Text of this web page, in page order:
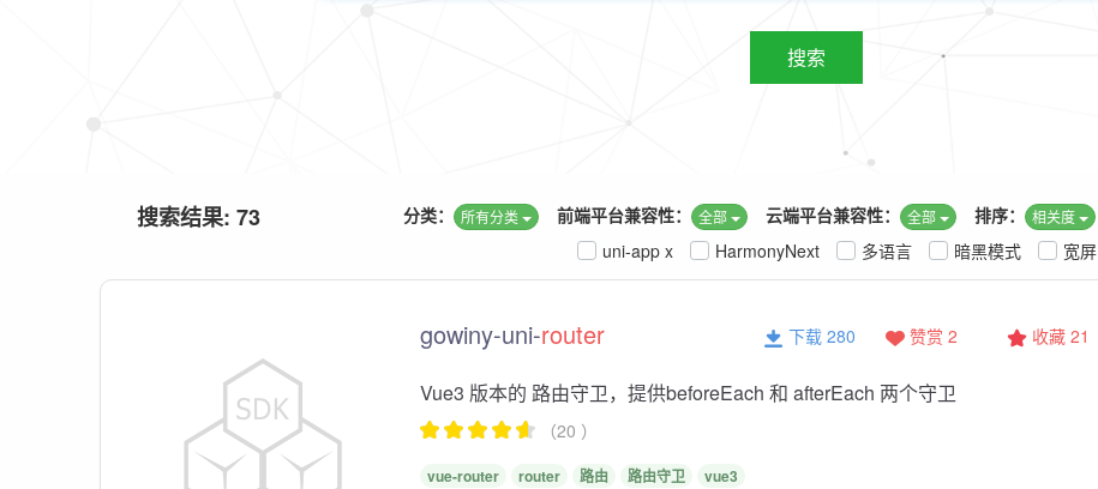
搜索
搜索结果: 73 排序： 相关度
云端平台兼容性： 全部
前端平台兼容性： 全部
分类： 所有分类
宽屏
暗黑模式
多语言
HarmonyNext
uni-app x
gowiny-uni-router 收藏 21
赞赏 2
下载 280
Vue3 版本的 路由守卫，提供beforeEach 和 afterEach 两个守卫
（20 ）
vue-router router 路由 路由守卫 vue3